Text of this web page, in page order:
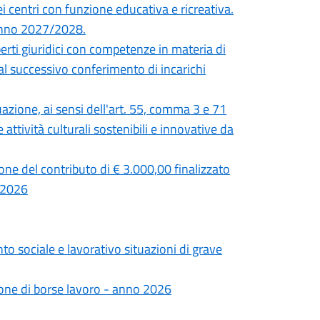
con funzione educativa e ricreativa.
2027/2028.
giuridici con competenze in materia di
successivo conferimento di incarichi
ai sensi dell'art. 55, comma 3 e 71
attività culturali sostenibili e innovative da
del contributo di € 3.000,00 finalizzato
sociale e lavorativo situazioni di grave
di borse lavoro - anno 2026